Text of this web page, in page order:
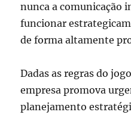
nunca a comunicação
funcionar
de forma altamente
Dadas as regras do
empresa promova
planejamento